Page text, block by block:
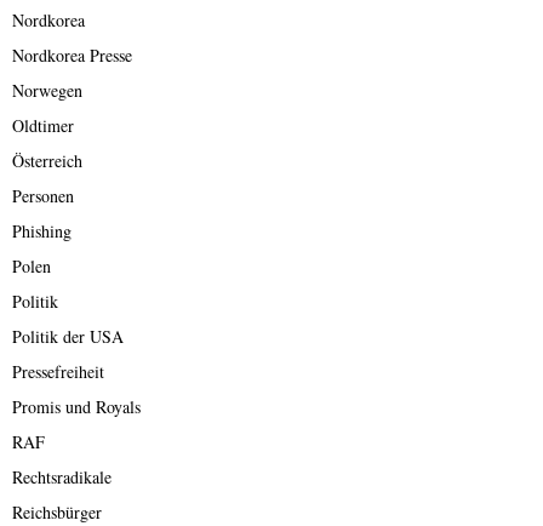
Nordkorea
Nordkorea Presse
Norwegen
Oldtimer
Österreich
Personen
Phishing
Polen
Politik
Politik der USA
Pressefreiheit
Promis und Royals
RAF
Rechtsradikale
Reichsbürger